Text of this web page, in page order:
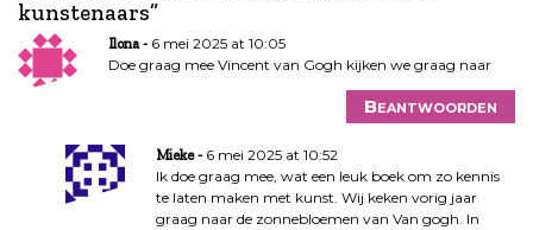
h
t
n
kunstenaars”
Ilona
6 mei 2025 at 10:05
Doe graag mee Vincent van Gogh kijken we graag naar
Beantwoorden
Mieke
6 mei 2025 at 10:52
Ik doe graag mee, wat een leuk boek om zo kennis
te laten maken met kunst. Wij keken vorig jaar
graag naar de zonnebloemen van Van gogh. In